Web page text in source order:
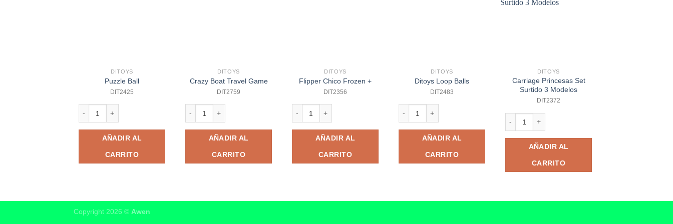
DITOYS
Puzzle Ball
DIT2425
AÑADIR AL
CARRITO
DITOYS
Crazy Boat Travel Game
DIT2759
AÑADIR AL
CARRITO
DITOYS
Flipper Chico Frozen +
DIT2356
AÑADIR AL
CARRITO
DITOYS
Ditoys Loop Balls
DIT2483
AÑADIR AL
CARRITO
DITOYS
Carriage Princesas Set
Surtido 3 Modelos
DIT2372
AÑADIR AL
CARRITO
Copyright 2026 © Awen